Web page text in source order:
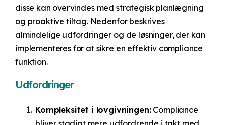
disse kan overvindes med strategisk planlægning
og proaktive tiltag. Nedenfor beskrives
almindelige udfordringer og de løsninger, der kan
implementeres for at sikre en effektiv compliance
funktion.
Udfordringer
Kompleksitet i lovgivningen:Compliance